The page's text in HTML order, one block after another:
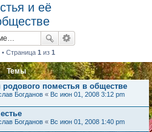
и её
Страница 1 из 1
Темы
родового поместья в обществе
Богданов « Вс июн 01, 2008 3:12 pm
Богданов « Вс июн 01, 2008 1:40 pm